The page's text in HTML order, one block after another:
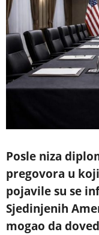
Posle niza
pregovora u
pojavile su se
Sjedinjenih
mogao da